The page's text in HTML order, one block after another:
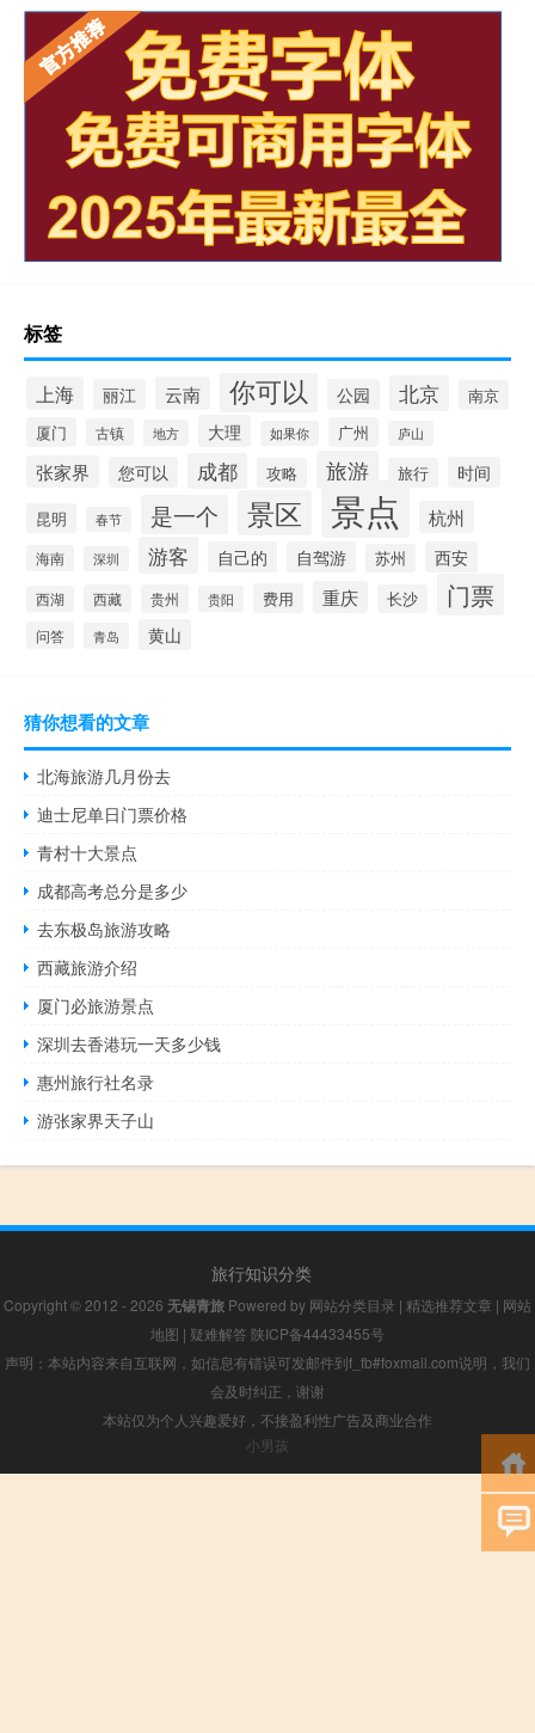
标签
上海 丽江 云南 你可以 公园 北京
南京
厦门
古镇 地方 大理 如果你 广州 庐山
张家界 您可以 成都 攻略 旅游 旅行 时间
昆明 春节 是一个 景区 景点 杭州
海南 深圳 游客 自己的 自驾游 苏州 西安
西湖 西藏 贵州 贵阳 费用 重庆 长沙 门票
问答 青岛 黄山
猜你想看的文章
北海旅游几月份去
迪士尼单日门票价格
青村十大景点
成都高考总分是多少
去东极岛旅游攻略
西藏旅游介绍
厦门必旅游景点
深圳去香港玩一天多少钱
惠州旅行社名录
游张家界天子山
旅行知识分类
Copyright © 2012 - 2026 无锡青旅 Powered by 网站分类目录 | 精选推荐文章 | 网站
地图 | 疑难解答 陕ICP备44433455号
声明：本站内容来自互联网，如信息有错误可发邮件到f_fb#foxmail.com说明，我们
会及时纠正，谢谢
本站仅为个人兴趣爱好，不接盈利性广告及商业合作
小男孩